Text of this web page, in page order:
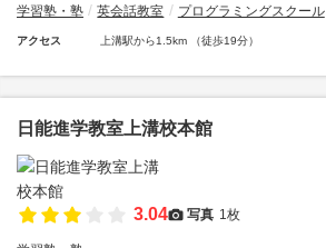
学習塾・塾 英会話教室 プログラミングスクール
アクセス 上溝駅から1.5km （徒歩19分）
日能進学教室上溝校本館
3.04 写真 1枚